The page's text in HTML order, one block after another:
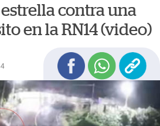
contra una
en la RN14 (video)